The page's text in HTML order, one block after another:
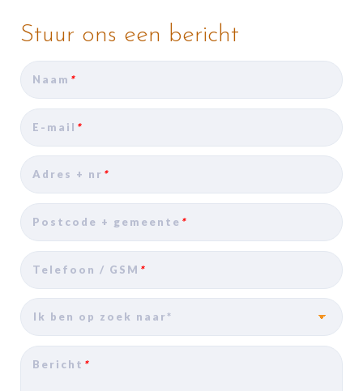
Stuur ons een bericht
Naam *
E-mail *
Adres + nr *
Postcode + gemeente *
Telefoon / GSM *
Bericht *